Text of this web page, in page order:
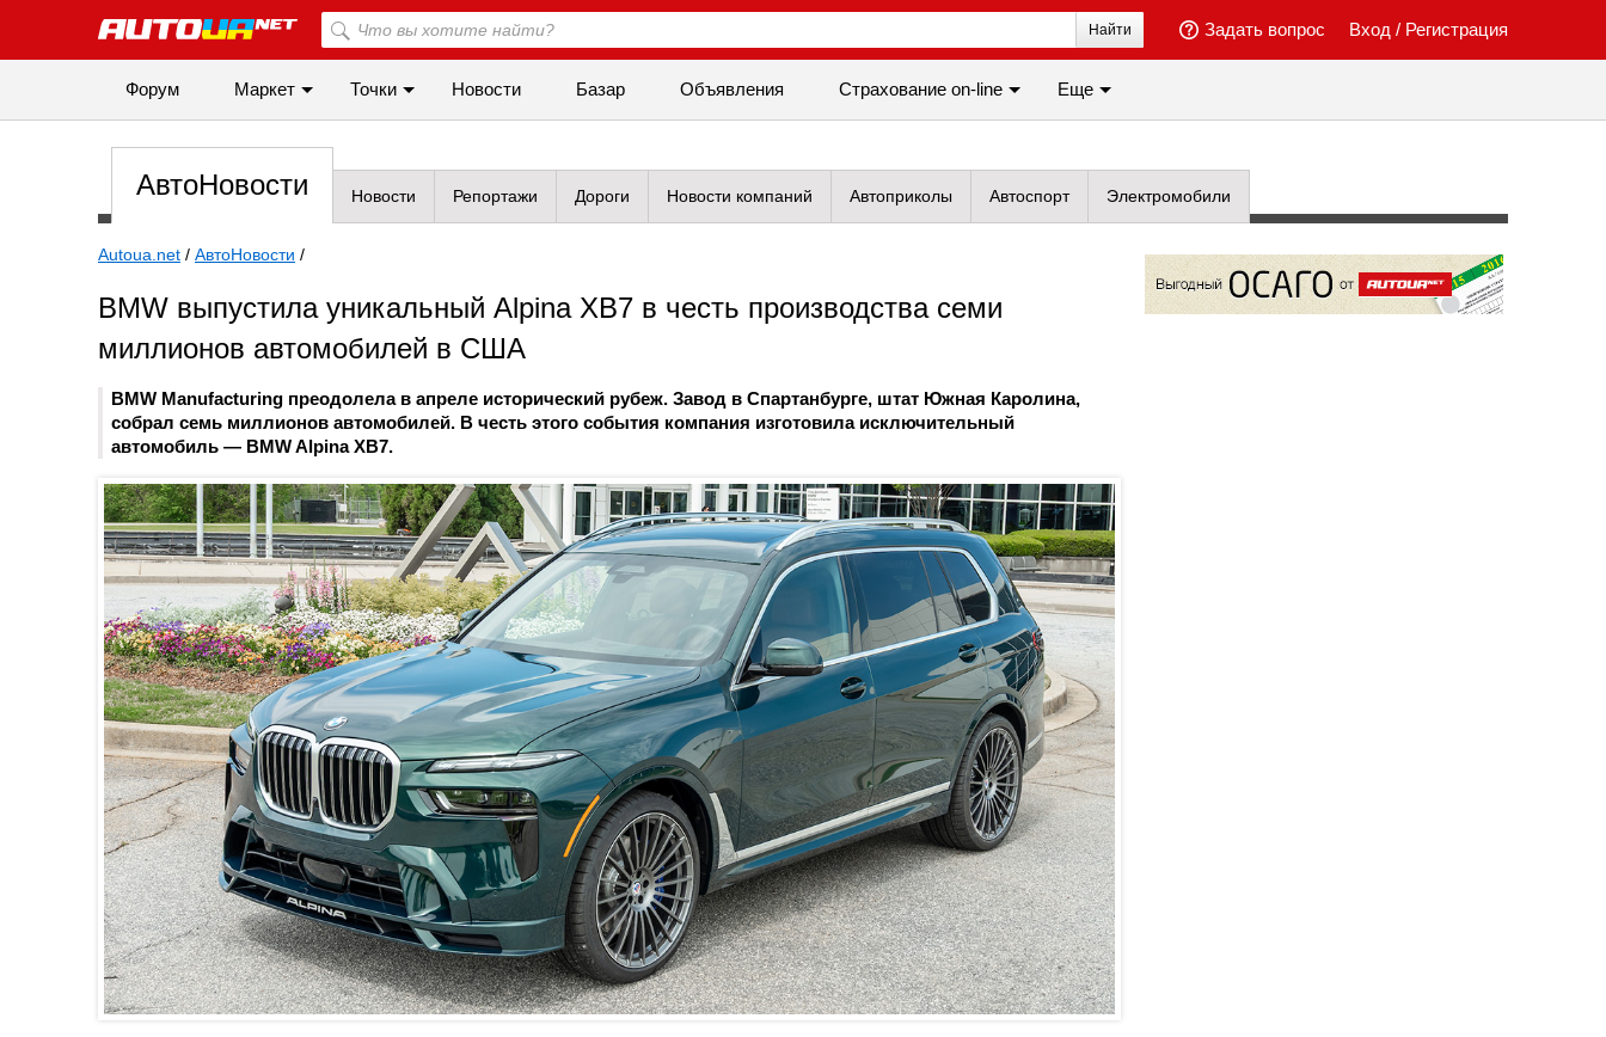
Вход / Регистрация
Задать вопрос
Найти
Форум Маркет Точки Новости Базар Объявления Cтрахование on-line Еще
АвтоНовости Новости Репортажи Дороги Новости компаний Автоприколы Автоспорт Электромобили
Autoua.net / АвтоНовости /
BMW выпустила уникальный Alpina XB7 в честь производства семи
миллионов автомобилей в США
BMW Manufacturing преодолела в апреле исторический рубеж. Завод в Спартанбурге, штат Южная Каролина,
собрал семь миллионов автомобилей. В честь этого события компания изготовила исключительный
автомобиль — BMW Alpina XB7.